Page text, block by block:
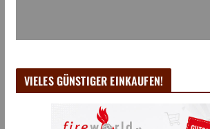
VIELES GÜNSTIGER EINKAUFEN!